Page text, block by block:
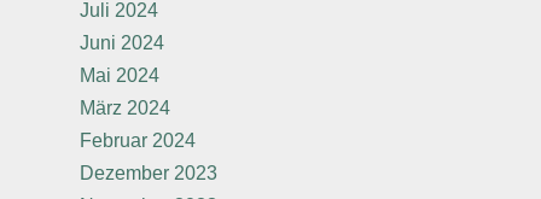
Juli 2024
Juni 2024
Mai 2024
März 2024
Februar 2024
Dezember 2023